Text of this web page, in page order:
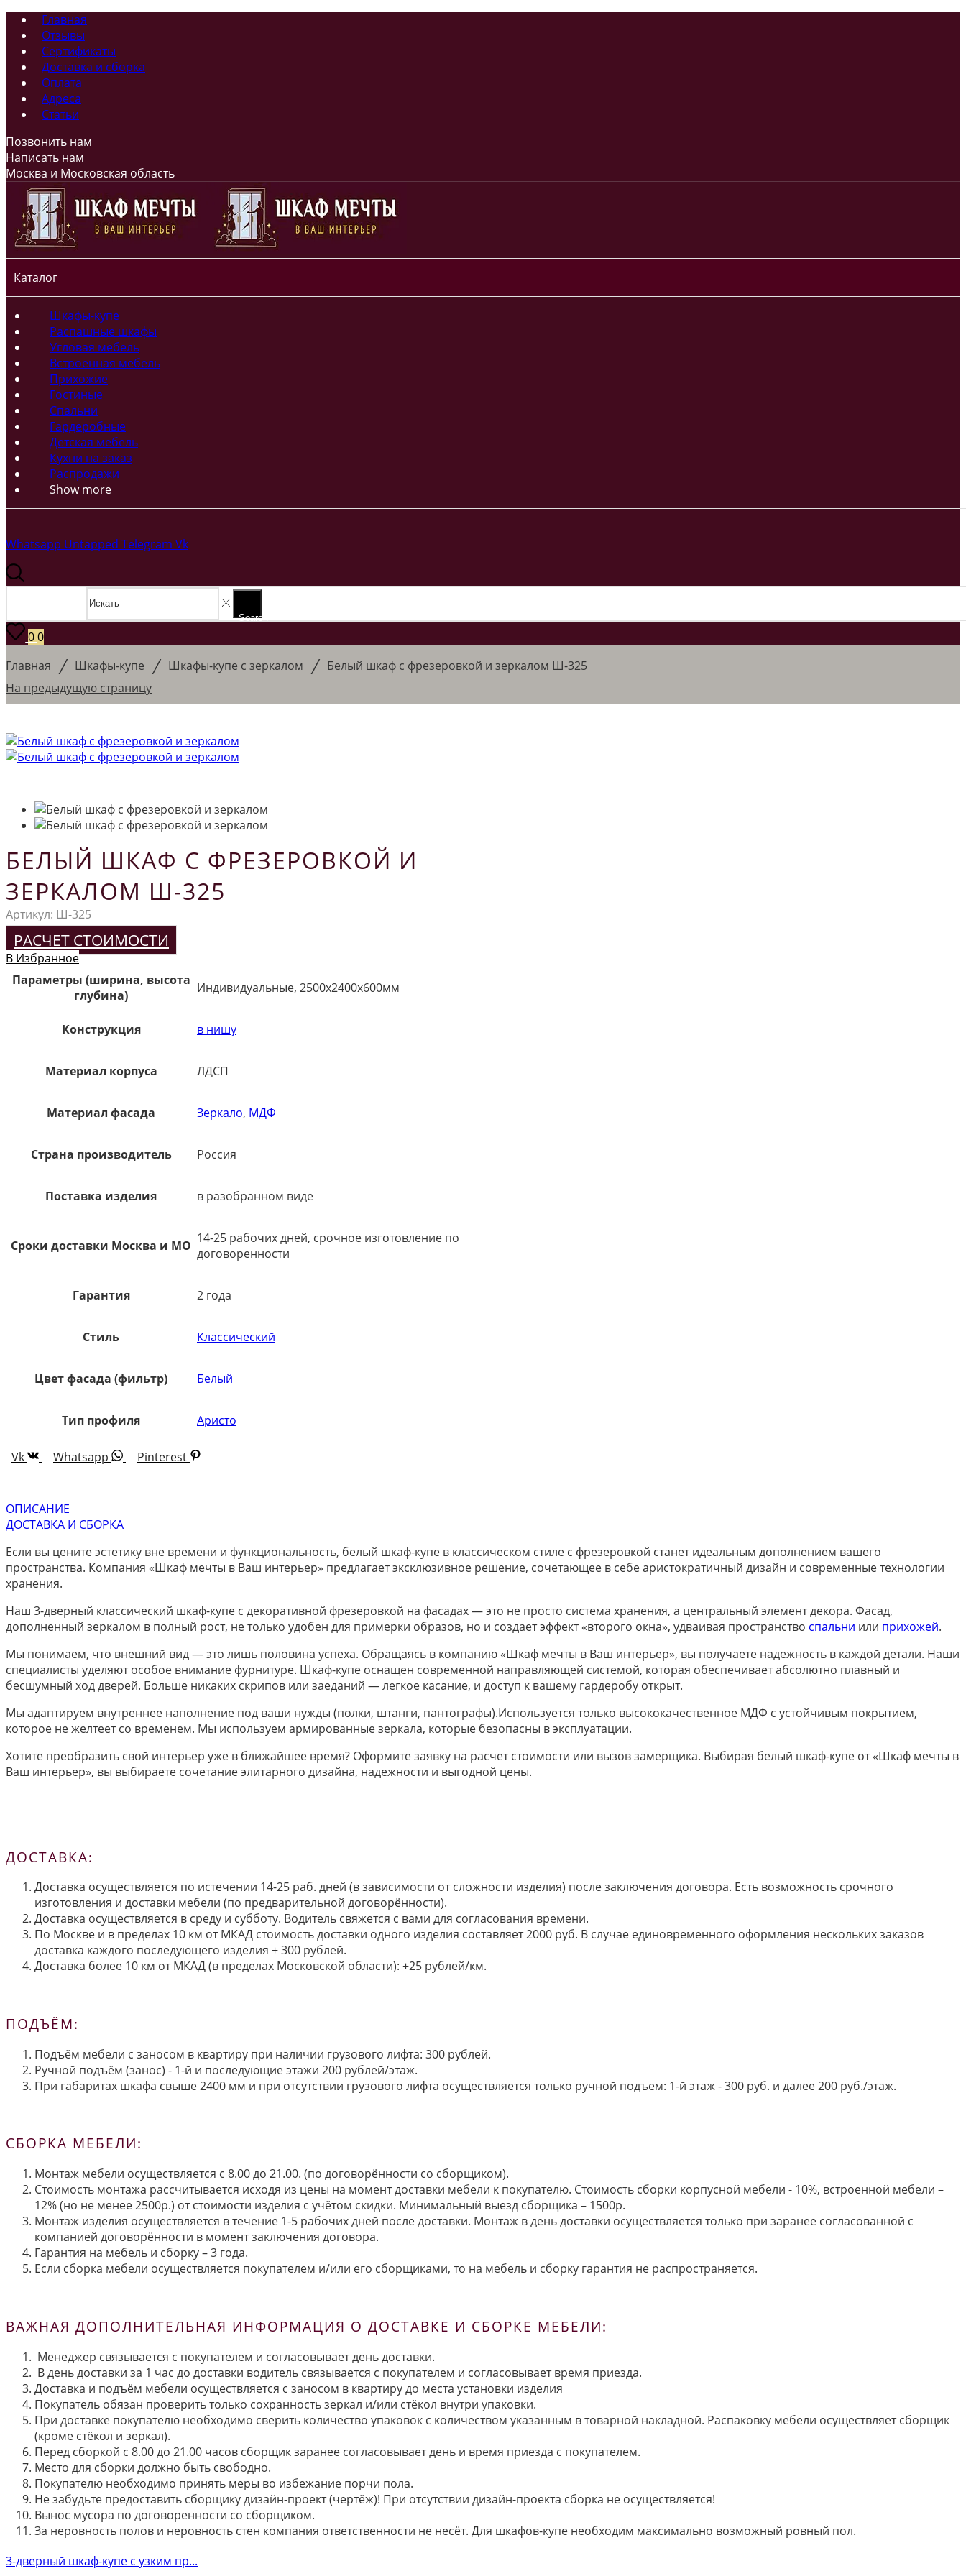
Главная
Отзывы
Сертификаты
Доставка и сборка
Оплата
Адреса
Статьи
Позвонить нам
Написать нам
Москва и Московская область
Каталог
Шкафы-купе
Распашные шкафы
Угловая мебель
Встроенная мебель
Прихожие
Гостиные
Спальни
Гардеробные
Детская мебель
Кухни на заказ
Распродажи
Show more
Whatsapp Untapped Telegram Vk
Search
00
Главная / Шкафы-купе / Шкафы-купе с зеркалом / Белый шкаф с фрезеровкой и зеркалом Ш-325
На предыдущую страницу
БЕЛЫЙ ШКАФ С ФРЕЗЕРОВКОЙ И
ЗЕРКАЛОМ Ш-325
Артикул: Ш-325
РАСЧЕТ СТОИМОСТИ
В Избранное
Параметры (ширина, высота
глубина)
Индивидуальные, 2500х2400х600мм
Конструкция в нишу
Материал корпуса ЛДСП
Материал фасада Зеркало, МДФ
Страна производитель Россия
Поставка изделия в разобранном виде
Сроки доставки Москва и МО 14-25 рабочих дней, срочное изготовление по
договоренности
Гарантия 2 года
Стиль Классический
Цвет фасада (фильтр) Белый
Тип профиля Аристо
Vk Whatsapp Pinterest
ОПИСАНИЕ
ДОСТАВКА И СБОРКА
Если вы цените эстетику вне времени и функциональность, белый шкаф-купе в классическом стиле с фрезеровкой станет идеальным дополнением вашего
пространства. Компания «Шкаф мечты в Ваш интерьер» предлагает эксклюзивное решение, сочетающее в себе аристократичный дизайн и современные технологии
хранения.
Наш 3-дверный классический шкаф-купе с декоративной фрезеровкой на фасадах — это не просто система хранения, а центральный элемент декора. Фасад,
дополненный зеркалом в полный рост, не только удобен для примерки образов, но и создает эффект «второго окна», удваивая пространство спальни или прихожей.
Мы понимаем, что внешний вид — это лишь половина успеха. Обращаясь в компанию «Шкаф мечты в Ваш интерьер», вы получаете надежность в каждой детали. Наши
специалисты уделяют особое внимание фурнитуре. Шкаф-купе оснащен современной направляющей системой, которая обеспечивает абсолютно плавный и
бесшумный ход дверей. Больше никаких скрипов или заеданий — легкое касание, и доступ к вашему гардеробу открыт.
Мы адаптируем внутреннее наполнение под ваши нужды (полки, штанги, пантографы).Используется только высококачественное МДФ с устойчивым покрытием,
которое не желтеет со временем. Мы используем армированные зеркала, которые безопасны в эксплуатации.
Хотите преобразить свой интерьер уже в ближайшее время? Оформите заявку на расчет стоимости или вызов замерщика. Выбирая белый шкаф-купе от «Шкаф мечты в
Ваш интерьер», вы выбираете сочетание элитарного дизайна, надежности и выгодной цены.
ДОСТАВКА:
Доставка осуществляется по истечении 14-25 раб. дней (в зависимости от сложности изделия) после заключения договора. Есть возможность срочного
изготовления и доставки мебели (по предварительной договорённости).
Доставка осуществляется в среду и субботу. Водитель свяжется с вами для согласования времени.
По Москве и в пределах 10 км от МКАД стоимость доставки одного изделия составляет 2000 руб. В случае единовременного оформления нескольких заказов
доставка каждого последующего изделия + 300 рублей.
Доставка более 10 км от МКАД (в пределах Московской области): +25 рублей/км.
ПОДЪЁМ:
Подъём мебели с заносом в квартиру при наличии грузового лифта: 300 рублей.
Ручной подъём (занос) - 1-й и последующие этажи 200 рублей/этаж.
При габаритах шкафа свыше 2400 мм и при отсутствии грузового лифта осуществляется только ручной подъем: 1-й этаж - 300 руб. и далее 200 руб./этаж.
СБОРКА МЕБЕЛИ:
Монтаж мебели осуществляется с 8.00 до 21.00. (по договорённости со сборщиком).
Стоимость монтажа рассчитывается исходя из цены на момент доставки мебели к покупателю. Стоимость сборки корпусной мебели - 10%, встроенной мебели –
12% (но не менее 2500р.) от стоимости изделия с учётом скидки. Минимальный выезд сборщика – 1500р.
Монтаж изделия осуществляется в течение 1-5 рабочих дней после доставки. Монтаж в день доставки осуществляется только при заранее согласованной с
компанией договорённости в момент заключения договора.
Гарантия на мебель и сборку – 3 года.
Если сборка мебели осуществляется покупателем и/или его сборщиками, то на мебель и сборку гарантия не распространяется.
ВАЖНАЯ ДОПОЛНИТЕЛЬНАЯ ИНФОРМАЦИЯ О ДОСТАВКЕ И СБОРКЕ МЕБЕЛИ:
Менеджер связывается с покупателем и согласовывает день доставки.
В день доставки за 1 час до доставки водитель связывается с покупателем и согласовывает время приезда.
Доставка и подъём мебели осуществляется с заносом в квартиру до места установки изделия
Покупатель обязан проверить только сохранность зеркал и/или стёкол внутри упаковки.
При доставке покупателю необходимо сверить количество упаковок с количеством указанным в товарной накладной. Распаковку мебели осуществляет сборщик
(кроме стёкол и зеркал).
Перед сборкой с 8.00 до 21.00 часов сборщик заранее согласовывает день и время приезда с покупателем.
Место для сборки должно быть свободно.
Покупателю необходимо принять меры во избежание порчи пола.
Не забудьте предоставить сборщику дизайн-проект (чертёж)! При отсутствии дизайн-проекта сборка не осуществляется!
Вынос мусора по договоренности со сборщиком.
За неровность полов и неровность стен компания ответственности не несёт. Для шкафов-купе необходим максимально возможный ровный пол.
3-дверный шкаф-купе с узким пр...